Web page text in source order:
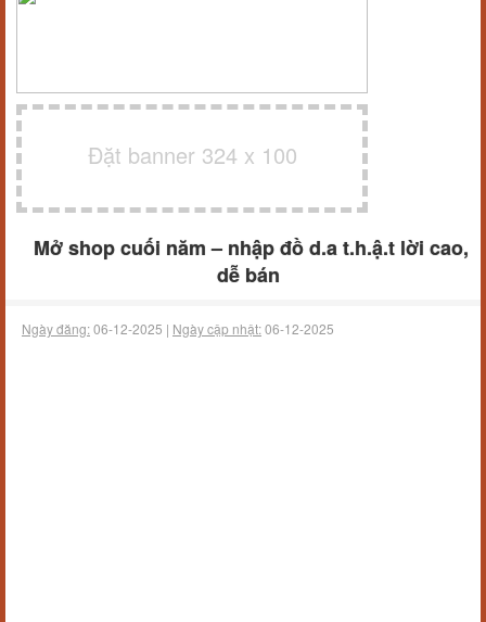
Đặt banner 324 x 100
Mở shop cuối năm – nhập đồ d.a t.h.ậ.t lời cao,
dễ bán
Ngày đăng:06-12-2025 | Ngày cập nhật:06-12-2025